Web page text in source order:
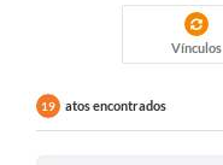
Vínculos
19 atos encontrados